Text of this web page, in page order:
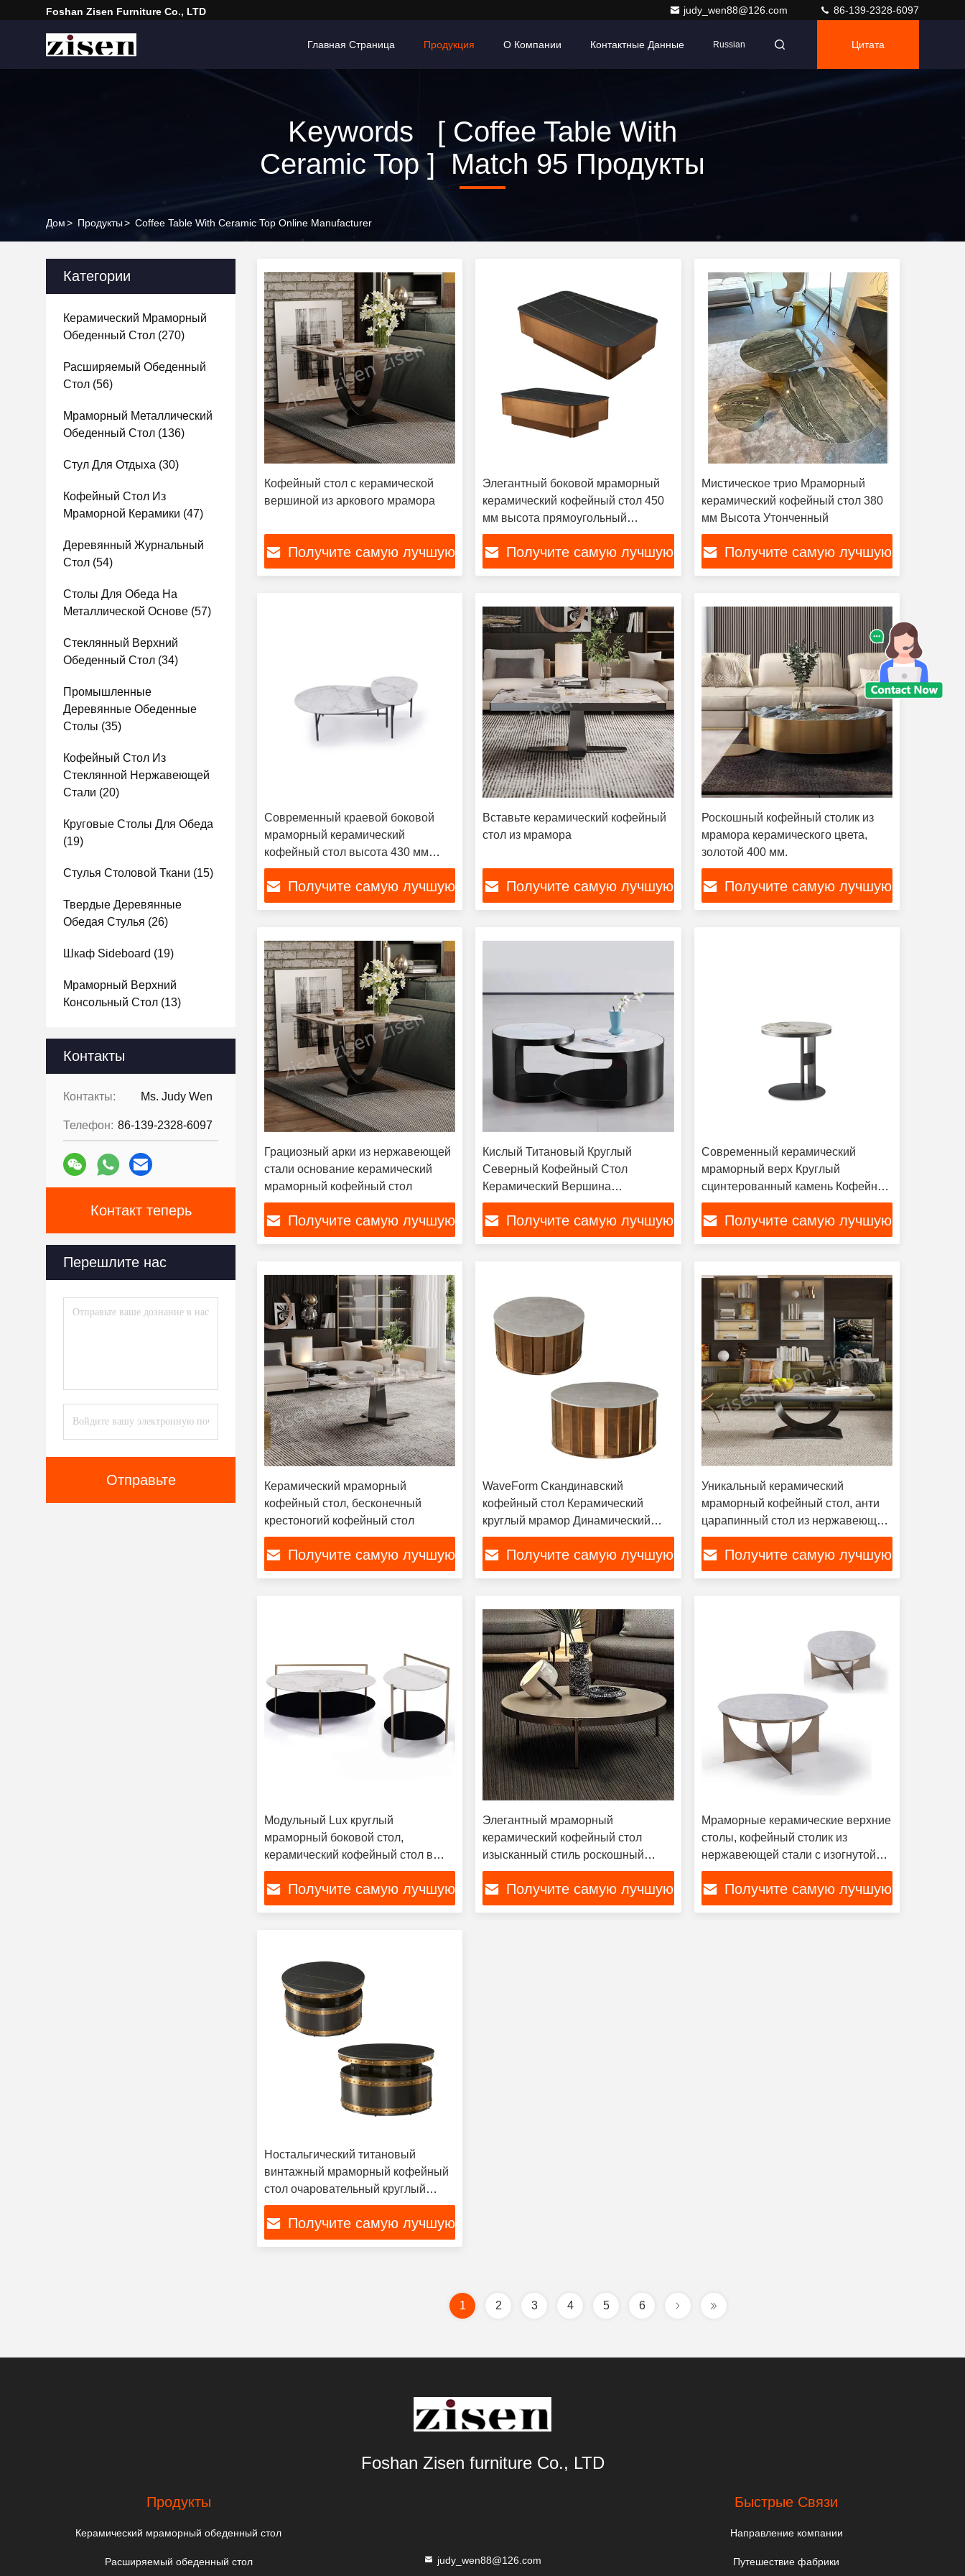
Foshan Zisen Furniture Co., LTD judy_wen88@126.com 86-139-2328-6097
Главная Страница Продукция О Компании Контактные Данные Russian Цитата
Keywords [ Coffee Table With
Ceramic Top ] Match 95 Продукты
Дом> Продукты> Coffee Table With Ceramic Top Online Manufacturer
Категории
Керамический Мраморный
Обеденный Стол (270)
Расширяемый Обеденный
Стол (56)
Мраморный Металлический
Обеденный Стол (136)
Стул Для Отдыха (30)
Кофейный Стол Из
Мраморной Керамики (47)
Деревянный Журнальный
Стол (54)
Столы Для Обеда На
Металлической Основе (57)
Стеклянный Верхний
Обеденный Стол (34)
Промышленные
Деревянные Обеденные
Столы (35)
Кофейный Стол Из
Стеклянной Нержавеющей
Стали (20)
Круговые Столы Для Обеда
(19)
Стулья Столовой Ткани (15)
Твердые Деревянные
Обедая Стулья (26)
Шкаф Sideboard (19)
Мраморный Верхний
Консольный Стол (13)
Контакты
Контакты: Ms. Judy Wen
Телефон: 86-139-2328-6097
Контакт теперь
Перешлите нас
Отправьте
Кофейный стол с керамической
вершиной из аркового мрамора
Получите самую лучшую
Элегантный боковой мраморный
керамический кофейный стол 450
мм высота прямоугольный
керамический
Получите самую лучшую
Мистическое трио Мраморный
керамический кофейный стол 380
мм Высота Утонченный
Получите самую лучшую
Современный краевой боковой
мраморный керамический
кофейный стол высота 430 мм
устойчивый к царапинам
Получите самую лучшую
Вставьте керамический кофейный
стол из мрамора
Получите самую лучшую
Роскошный кофейный столик из
мрамора керамического цвета,
золотой 400 мм.
Получите самую лучшую
Грациозный арки из нержавеющей
стали основание керамический
мраморный кофейный стол
Получите самую лучшую
Кислый Титановый Круглый
Северный Кофейный Стол
Керамический Вершина
Утонченная
Получите самую лучшую
Современный керамический
мраморный верх Круглый
сцинтерованный камень Кофейный
стол Гостиная Чаепильный стол
Получите самую лучшую
Керамический мраморный
кофейный стол, бесконечный
крестоногий кофейный стол
Получите самую лучшую
WaveForm Скандинавский
кофейный стол Керамический
круглый мрамор Динамический
современный
Получите самую лучшую
Уникальный керамический
мраморный кофейный стол, анти
царапинный стол из нержавеющей
стали
Получите самую лучшую
Модульный Lux круглый
мраморный боковой стол,
керамический кофейный стол в
стиле поднос
Получите самую лучшую
Элегантный мраморный
керамический кофейный стол
изысканный стиль роскошный
геометрический дизайн
Получите самую лучшую
Мраморные керамические верхние
столы, кофейный столик из
нержавеющей стали с изогнутой
основой
Получите самую лучшую
Ностальгический титановый
винтажный мраморный кофейный
стол очаровательный круглый
металлический акцент
Получите самую лучшую
1 2 3 4 5 6
Foshan Zisen furniture Co., LTD
Продукты
Керамический мраморный обеденный стол
Расширяемый обеденный стол judy_wen88@126.com
Быстрые Связи
Направление компании
Путешествие фабрики